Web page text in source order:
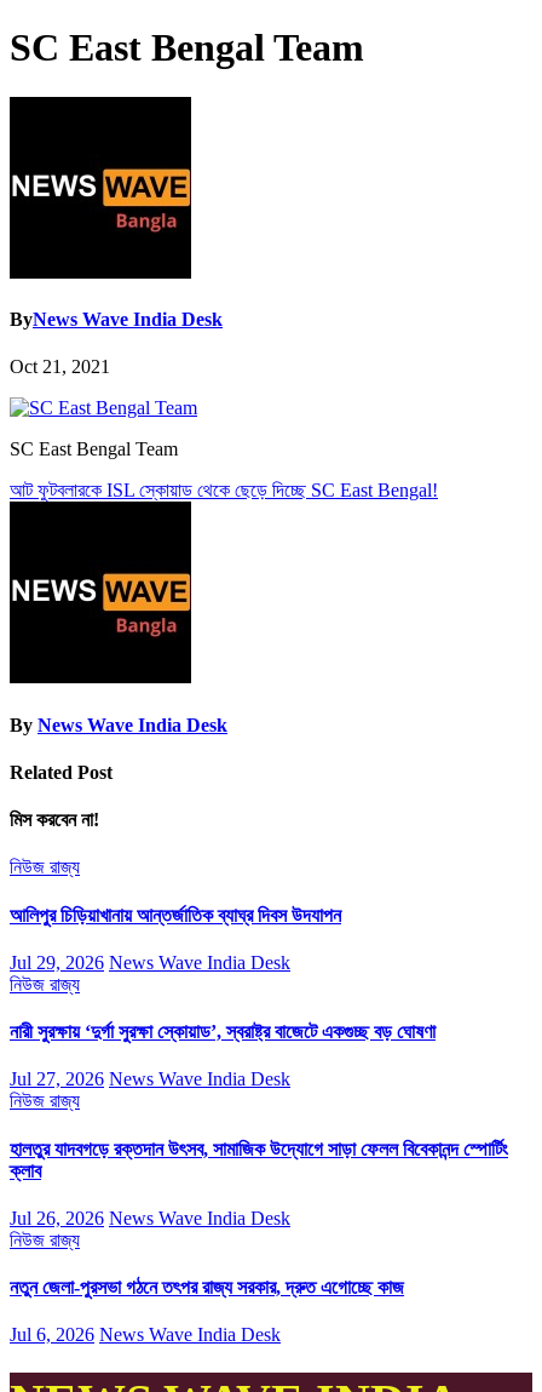
SC East Bengal Team
ByNews Wave India Desk
Oct 21, 2021
SC East Bengal Team
Post
আট ফুটবলারকে ISL স্কোয়াড থেকে ছেড়ে দিচ্ছে SC East Bengal!
By News Wave India Desk
Related Post
মিস করবেন না!
নিউজ রাজ্য
আলিপুর চিড়িয়াখানায় আন্তর্জাতিক ব্যাঘ্র দিবস উদযাপন
Jul 29, 2026 News Wave India Desk
নিউজ রাজ্য
নারী সুরক্ষায় ‘দুর্গা সুরক্ষা স্কোয়াড’, স্বরাষ্ট্র বাজেটে একগুচ্ছ বড় ঘোষণা
Jul 27, 2026 News Wave India Desk
নিউজ রাজ্য
হালতুর যাদবগড়ে রক্তদান উৎসব, সামাজিক উদ্যোগে সাড়া ফেলল বিবেকানন্দ স্পোর্টিং
ক্লাব
Jul 26, 2026 News Wave India Desk
নিউজ রাজ্য
নতুন জেলা-পুরসভা গঠনে তৎপর রাজ্য সরকার, দ্রুত এগোচ্ছে কাজ
Jul 6, 2026 News Wave India Desk